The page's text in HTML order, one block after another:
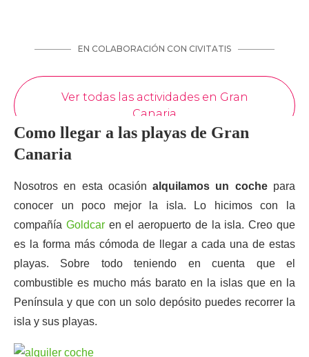
Como llegar a las playas de Gran
Canaria
Nosotros en esta ocasiónalquilamos un cochepara
conocer un poco mejor la isla. Lo hicimos con la
compañía Goldcaren el aeropuerto de la isla. Creo que
es la forma más cómoda de llegar a cada una de estas
playas. Sobre todo teniendo en cuenta que el
combustible es mucho más barato en la islas que en la
Península y que con un solo depósito puedes recorrer la
isla y sus playas.